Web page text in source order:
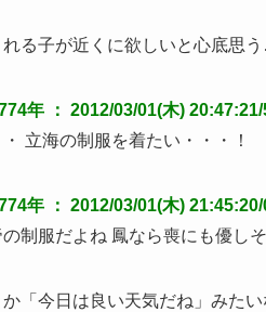
る子が近くに欲しいと心底思
年 ： 2012/03/01(木)
立海の制服を着たい・・・！
年 ： 2012/03/01(木)
制服だよね 鳳なら喪にも優し
か「今日は良い天気だね」みたい